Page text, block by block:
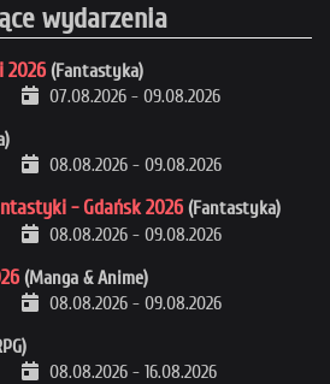
wydarzenia
2026 (Fantastyka)
07.08.2026 - 09.08.2026
08.08.2026 - 09.08.2026
- Gdańsk 2026 (Fantastyka)
08.08.2026 - 09.08.2026
(Manga & Anime)
08.08.2026 - 09.08.2026
08.08.2026 - 16.08.2026